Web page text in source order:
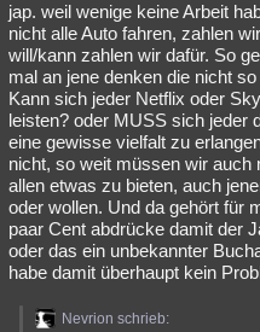
jap. weil wenige keine Arbeit
nicht alle Auto fahren, zahlen
will/kann zahlen wir dafür. So
mal an jene denken die nicht
Kann sich jeder Netflix oder
leisten? oder MUSS sich jeder
eine gewisse vielfalt zu
nicht, so weit müssen wir auch
allen etwas zu bieten, auch
oder wollen. Und da gehört für
paar Cent abdrücke damit der
oder das ein unbekannter
habe damit überhaupt kein
Nevrion schrieb: